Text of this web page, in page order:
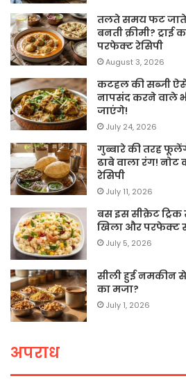
तलते समय फट जाते
बनती क्रीमी? ट्राई
परफेक्ट रेसिपी
August 3, 2026
कटहल की सब्जी
नापसंद करने वाले
जाएंगे!
July 24, 2026
गुब्बारे की तरह
ढाबे वाला रंग! नोट
रेसिपी
July 11, 2026
बस इस सीक्रेट
खिला और परफेक्ट
July 5, 2026
सीली हुई नमकीन से
का मजा?
July 1, 2026
अपराध